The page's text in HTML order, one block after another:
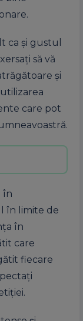
ca și gustul
să vă
și
care pot
în
în limite de
în
care
fiecare